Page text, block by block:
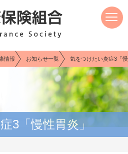
情報 お知らせ一覧 気をつけたい炎症3「
3「慢性胃炎」